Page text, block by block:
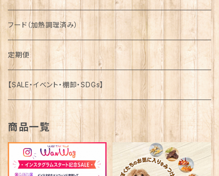
馬-Horse-
鹿-Venison-
鴨-Duck-
牛-Beef-
豚-Pork-
鶏-Chicken-
詰合せ-Assortment-
馬-Horse-
鹿-Venison-
鴨-Duck-
牛-Beef-
豚-Pork-
フード（加熱調理済み）
定期便
【SALE・イベント・棚卸・SDGs】
商品一覧